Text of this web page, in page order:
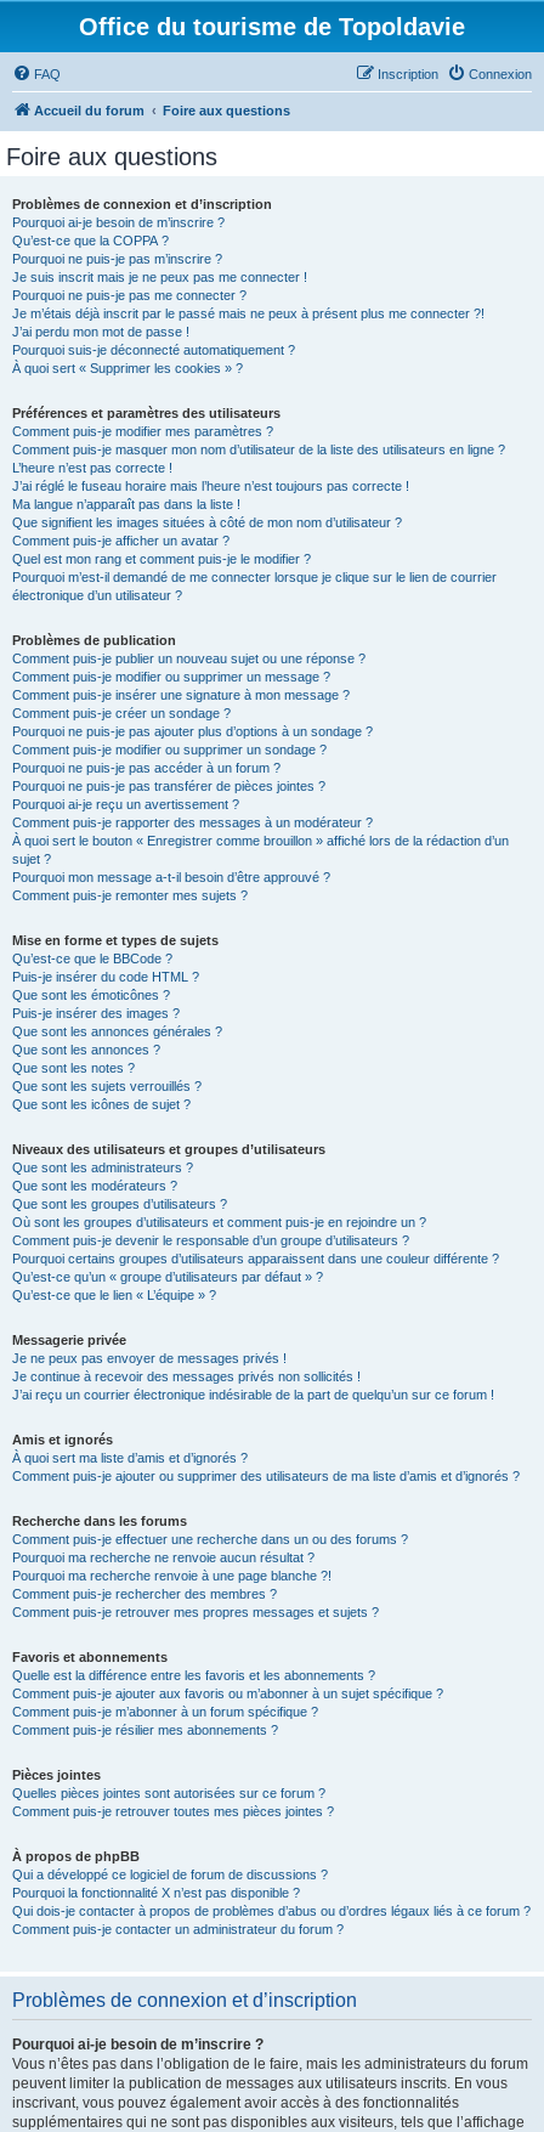
Office du tourisme de Topoldavie
FAQ Connexion
Inscription
Accueil du forum Foire aux questions
Foire aux questions
Problèmes de connexion et d’inscription
Pourquoi ai-je besoin de m’inscrire ?
Qu’est-ce que la COPPA ?
Pourquoi ne puis-je pas m’inscrire ?
Je suis inscrit mais je ne peux pas me connecter !
Pourquoi ne puis-je pas me connecter ?
Je m’étais déjà inscrit par le passé mais ne peux à présent plus me connecter ?!
J’ai perdu mon mot de passe !
Pourquoi suis-je déconnecté automatiquement ?
À quoi sert « Supprimer les cookies » ?
Préférences et paramètres des utilisateurs
Comment puis-je modifier mes paramètres ?
Comment puis-je masquer mon nom d’utilisateur de la liste des utilisateurs en ligne ?
L’heure n’est pas correcte !
J’ai réglé le fuseau horaire mais l’heure n’est toujours pas correcte !
Ma langue n’apparaît pas dans la liste !
Que signifient les images situées à côté de mon nom d’utilisateur ?
Comment puis-je afficher un avatar ?
Quel est mon rang et comment puis-je le modifier ?
Pourquoi m’est-il demandé de me connecter lorsque je clique sur le lien de courrier
électronique d’un utilisateur ?
Problèmes de publication
Comment puis-je publier un nouveau sujet ou une réponse ?
Comment puis-je modifier ou supprimer un message ?
Comment puis-je insérer une signature à mon message ?
Comment puis-je créer un sondage ?
Pourquoi ne puis-je pas ajouter plus d’options à un sondage ?
Comment puis-je modifier ou supprimer un sondage ?
Pourquoi ne puis-je pas accéder à un forum ?
Pourquoi ne puis-je pas transférer de pièces jointes ?
Pourquoi ai-je reçu un avertissement ?
Comment puis-je rapporter des messages à un modérateur ?
À quoi sert le bouton « Enregistrer comme brouillon » affiché lors de la rédaction d’un
sujet ?
Pourquoi mon message a-t-il besoin d’être approuvé ?
Comment puis-je remonter mes sujets ?
Mise en forme et types de sujets
Qu’est-ce que le BBCode ?
Puis-je insérer du code HTML ?
Que sont les émoticônes ?
Puis-je insérer des images ?
Que sont les annonces générales ?
Que sont les annonces ?
Que sont les notes ?
Que sont les sujets verrouillés ?
Que sont les icônes de sujet ?
Niveaux des utilisateurs et groupes d’utilisateurs
Que sont les administrateurs ?
Que sont les modérateurs ?
Que sont les groupes d’utilisateurs ?
Où sont les groupes d’utilisateurs et comment puis-je en rejoindre un ?
Comment puis-je devenir le responsable d’un groupe d’utilisateurs ?
Pourquoi certains groupes d’utilisateurs apparaissent dans une couleur différente ?
Qu’est-ce qu’un « groupe d’utilisateurs par défaut » ?
Qu’est-ce que le lien « L’équipe » ?
Messagerie privée
Je ne peux pas envoyer de messages privés !
Je continue à recevoir des messages privés non sollicités !
J’ai reçu un courrier électronique indésirable de la part de quelqu’un sur ce forum !
Amis et ignorés
À quoi sert ma liste d’amis et d’ignorés ?
Comment puis-je ajouter ou supprimer des utilisateurs de ma liste d’amis et d’ignorés ?
Recherche dans les forums
Comment puis-je effectuer une recherche dans un ou des forums ?
Pourquoi ma recherche ne renvoie aucun résultat ?
Pourquoi ma recherche renvoie à une page blanche ?!
Comment puis-je rechercher des membres ?
Comment puis-je retrouver mes propres messages et sujets ?
Favoris et abonnements
Quelle est la différence entre les favoris et les abonnements ?
Comment puis-je ajouter aux favoris ou m’abonner à un sujet spécifique ?
Comment puis-je m’abonner à un forum spécifique ?
Comment puis-je résilier mes abonnements ?
Pièces jointes
Quelles pièces jointes sont autorisées sur ce forum ?
Comment puis-je retrouver toutes mes pièces jointes ?
À propos de phpBB
Qui a développé ce logiciel de forum de discussions ?
Pourquoi la fonctionnalité X n’est pas disponible ?
Qui dois-je contacter à propos de problèmes d’abus ou d’ordres légaux liés à ce forum ?
Comment puis-je contacter un administrateur du forum ?
Problèmes de connexion et d’inscription
Pourquoi ai-je besoin de m’inscrire ?
Vous n’êtes pas dans l’obligation de le faire, mais les administrateurs du forum
peuvent limiter la publication de messages aux utilisateurs inscrits. En vous
inscrivant, vous pouvez également avoir accès à des fonctionnalités
supplémentaires qui ne sont pas disponibles aux visiteurs, tels que l’affichage